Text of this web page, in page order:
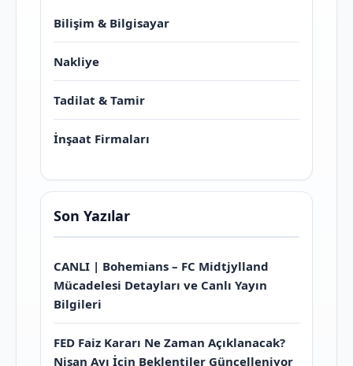
Bilişim & Bilgisayar
Nakliye
Tadilat & Tamir
İnşaat Firmaları
Son Yazılar
CANLI | Bohemians – FC Midtjylland
Mücadelesi Detayları ve Canlı Yayın
Bilgileri
FED Faiz Kararı Ne Zaman Açıklanacak?
Nisan Ayı İçin Beklentiler Güncelleniyor